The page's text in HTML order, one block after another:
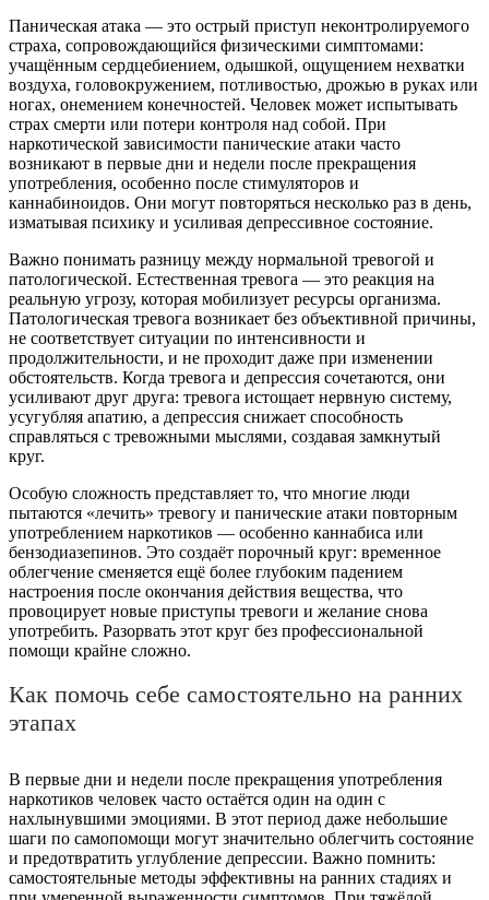
Паническая атака — это острый приступ неконтролируемого
страха, сопровождающийся физическими симптомами:
учащённым сердцебиением, одышкой, ощущением нехватки
воздуха, головокружением, потливостью, дрожью в руках или
ногах, онемением конечностей. Человек может испытывать
страх смерти или потери контроля над собой. При
наркотической зависимости панические атаки часто
возникают в первые дни и недели после прекращения
употребления, особенно после стимуляторов и
каннабиноидов. Они могут повторяться несколько раз в день,
изматывая психику и усиливая депрессивное состояние.
Важно понимать разницу между нормальной тревогой и
патологической. Естественная тревога — это реакция на
реальную угрозу, которая мобилизует ресурсы организма.
Патологическая тревога возникает без объективной причины,
не соответствует ситуации по интенсивности и
продолжительности, и не проходит даже при изменении
обстоятельств. Когда тревога и депрессия сочетаются, они
усиливают друг друга: тревога истощает нервную систему,
усугубляя апатию, а депрессия снижает способность
справляться с тревожными мыслями, создавая замкнутый
круг.
Особую сложность представляет то, что многие люди
пытаются «лечить» тревогу и панические атаки повторным
употреблением наркотиков — особенно каннабиса или
бензодиазепинов. Это создаёт порочный круг: временное
облегчение сменяется ещё более глубоким падением
настроения после окончания действия вещества, что
провоцирует новые приступы тревоги и желание снова
употребить. Разорвать этот круг без профессиональной
помощи крайне сложно.
Как помочь себе самостоятельно на ранних
этапах
В первые дни и недели после прекращения употребления
наркотиков человек часто остаётся один на один с
нахлынувшими эмоциями. В этот период даже небольшие
шаги по самопомощи могут значительно облегчить состояние
и предотвратить углубление депрессии. Важно помнить:
самостоятельные методы эффективны на ранних стадиях и